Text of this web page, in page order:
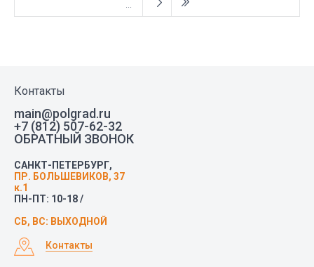
Контакты
main@polgrad.ru
+7 (812) 507-62-32
ОБРАТНЫЙ ЗВОНОК
САНКТ-ПЕТЕРБУРГ,
ПР. БОЛЬШЕВИКОВ, 37
к.1
ПН-ПТ: 10-18 /
СБ, ВС: ВЫХОДНОЙ
Контакты